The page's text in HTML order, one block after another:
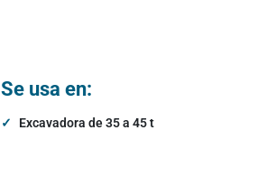
Se usa en:
Excavadora de 35 a 45 t